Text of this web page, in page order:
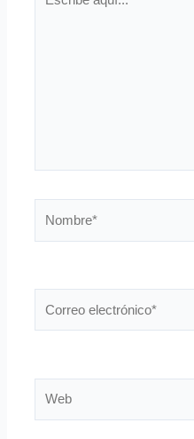
electrónico*